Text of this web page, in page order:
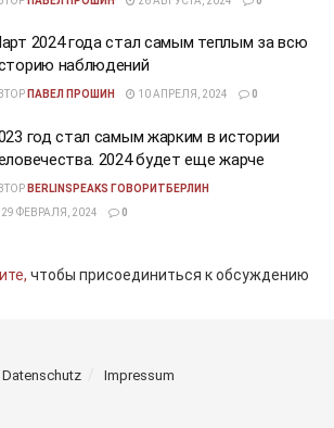
2024 года стал самым теплым за всю
наблюдений
ПАВЕЛ ПРОШИН 10 АПРЕЛЯ, 2024 0
год стал самым жарким в истории
2024 будет еще жарче
BERLINSPEAKS ГОВОРИТБЕРЛИН
29 ФЕВРАЛЯ, 2024
0
чтобы присоединиться к обсуждению
Datenschutz Impressum